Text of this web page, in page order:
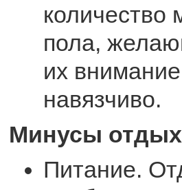
количество
пола,
их
навязчиво.
Минусы
Питание.